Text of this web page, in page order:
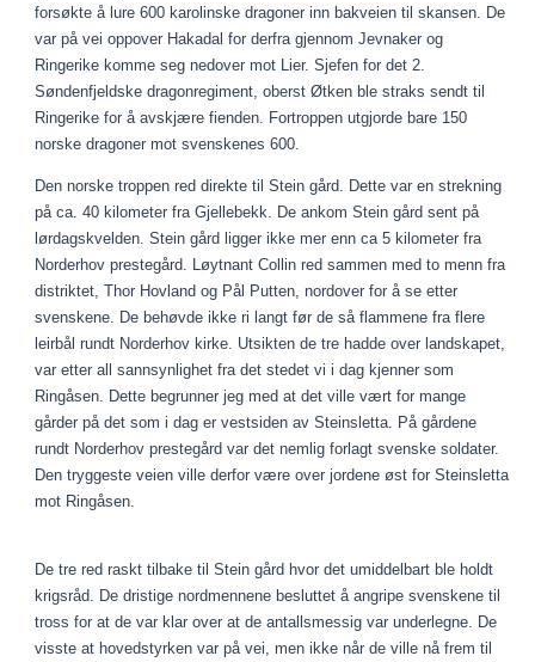
forsøkte å lure 600 karolinske dragoner inn bakveien til skansen. De
var på vei oppover Hakadal for derfra gjennom Jevnaker og
Ringerike komme seg nedover mot Lier. Sjefen for det 2.
Søndenfjeldske dragonregiment, oberst Øtken ble straks sendt til
Ringerike for å avskjære fienden. Fortroppen utgjorde bare 150
norske dragoner mot svenskenes 600.
Den norske troppen red direkte til Stein gård. Dette var en strekning
på ca. 40 kilometer fra Gjellebekk. De ankom Stein gård sent på
lørdagskvelden. Stein gård ligger ikke mer enn ca 5 kilometer fra
Norderhov prestegård. Løytnant Collin red sammen med to menn fra
distriktet, Thor Hovland og Pål Putten, nordover for å se etter
svenskene. De behøvde ikke ri langt før de så flammene fra flere
leirbål rundt Norderhov kirke. Utsikten de tre hadde over landskapet,
var etter all sannsynlighet fra det stedet vi i dag kjenner som
Ringåsen. Dette begrunner jeg med at det ville vært for mange
gårder på det som i dag er vestsiden av Steinsletta. På gårdene
rundt Norderhov prestegård var det nemlig forlagt svenske soldater.
Den tryggeste veien ville derfor være over jordene øst for Steinsletta
mot Ringåsen.
De tre red raskt tilbake til Stein gård hvor det umiddelbart ble holdt
krigsråd. De dristige nordmennene besluttet å angripe svenskene til
tross for at de var klar over at de antallsmessig var underlegne. De
visste at hovedstyrken var på vei, men ikke når de ville nå frem til